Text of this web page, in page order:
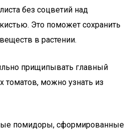
без соцветий над
Это поможет сохранить
в растении.
прищипывать главный
томатов, можно узнать из
помидоры, сформированные